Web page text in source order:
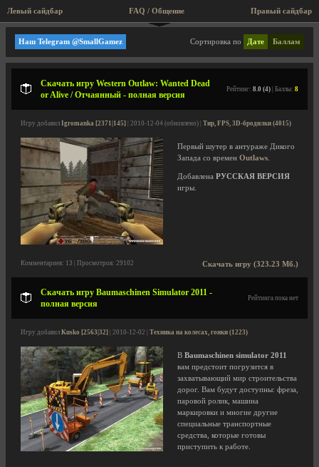
Левый сайдбар Правый сайдбар
FAQ / Общение
Большие игры (Rip, Repack)
Сортировка по Дате Баллам
Наш Telegram @SmallGamez
Скачать игру Western Outlaw: Wanted Dead
or Alive / Отчаянный - полная версия
Рейтинг: 8.0 (4) | Баллы: 8
Игру добавил Igromanka [2371|145] | 2010-12-04 (обновлено) | Тир, FPS, 3D-бродилки (4015)
Первый шутер в антураже Дикого
Запада со времен Outlaws
Добавлена РУССКАЯ ВЕРСИЯ
игры.
Скачать игру (323.23 Мб.)
Комментариев: 13 | Просмотров: 29102
Скачать игру Baumaschinen Simulator 2011 -
полная версия
Рейтинга пока нет
Игру добавил Kusko [2563|32] | 2010-12-02 | Техника на колесах, гонки (1223)
В Baumaschinen simulator 2011
вам предстоит погрузится в
захватывающий мир строительства
дорог. Вам будут доступны: фреза,
паровой ролик, машина
маркировки и многие другие
специальные транспортные
средства, которые готовы
приступить к работе.